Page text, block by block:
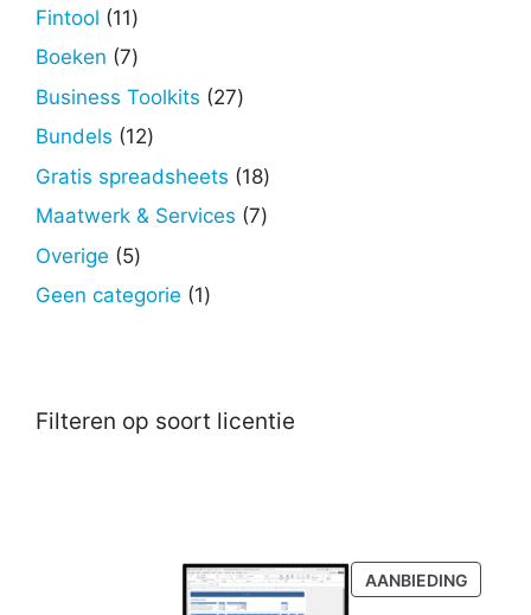
Fintool 1111
producten
Boeken 77
producten
Business Toolkits 2727
Bundels 1212
producten
Gratis spreadsheets 1818
producten
Maatwerk & Services 77
Overige 55
producten
Geen categorie 11
Filteren op soort licentie
AANBIEDING
IN